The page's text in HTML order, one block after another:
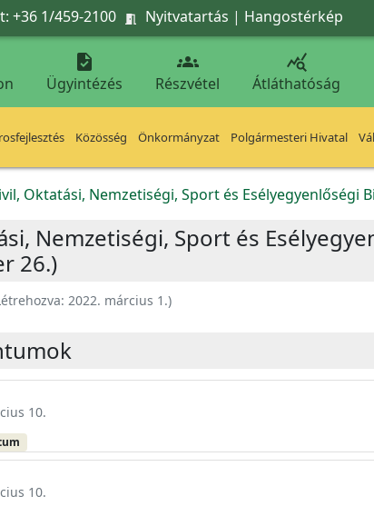
+36 1/459-2100  Nyitvatartás | Hangostérkép

Ügyintézés

Részvétel

Átláthatóság
Közösség Önkormányzat Polgármesteri Hivatal
Oktatási, Nemzetiségi, Sport és Esélyegyenlőségi
Nemzetiségi, Sport és
26.)
2022. március 1.)
10.
10.